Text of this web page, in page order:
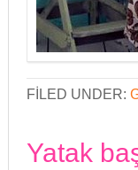
FILED UNDER:
Yatak